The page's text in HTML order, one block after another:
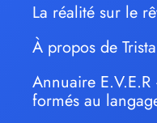
La réalité sur le
À propos de
Annuaire
formés au